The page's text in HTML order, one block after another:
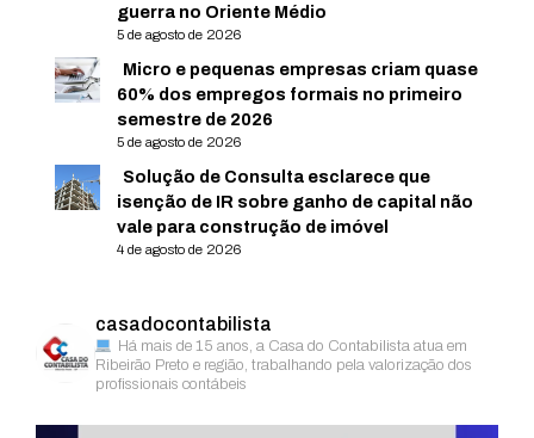
guerra no Oriente Médio
5 de agosto de 2026
Micro e pequenas empresas criam quase
60% dos empregos formais no primeiro
semestre de 2026
5 de agosto de 2026
Solução de Consulta esclarece que
isenção de IR sobre ganho de capital não
vale para construção de imóvel
4 de agosto de 2026
casadocontabilista
Há mais de 15 anos, a Casa do Contabilista atua em
Ribeirão Preto e região, trabalhando pela valorização dos
profissionais contábeis